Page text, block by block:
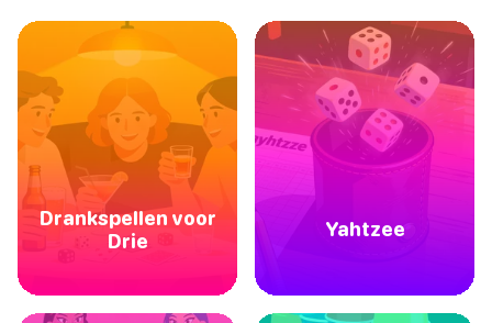
Drankspellen voor
Drie
Yahtzee